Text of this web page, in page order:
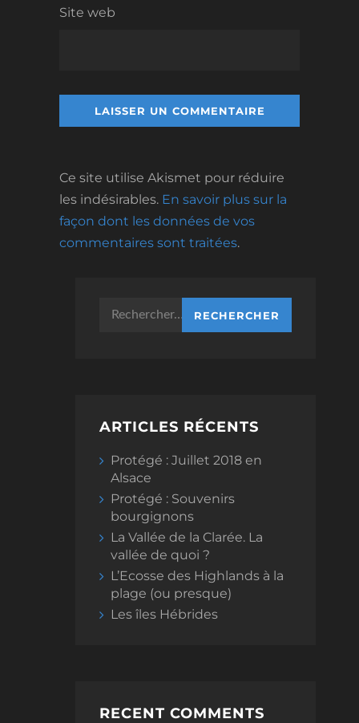
Site web
Ce site utilise Akismet pour réduire
les indésirables. En savoir plus sur la
façon dont les données de vos
commentaires sont traitées.
Rechercher :
ARTICLES RÉCENTS
Protégé : Juillet 2018 en
Alsace
Protégé : Souvenirs
bourgignons
La Vallée de la Clarée. La
vallée de quoi ?
L’Ecosse des Highlands à la
plage (ou presque)
Les îles Hébrides
RECENT COMMENTS